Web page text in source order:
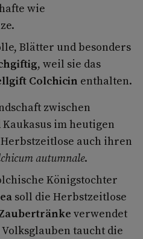
wie
Blätter und besonders
, weil sie das
Colchicin enthalten.
zwischen
im heutigen
auch ihren
autumnale.
Königstochter
soll die Herbstzeitlose
verwendet
taucht die